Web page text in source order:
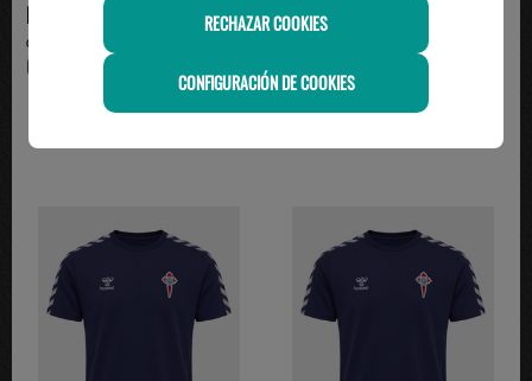
HUMMEL
chaqueta estadio celta 26/27
64.95€
HUMMEL
chaqueta estadio celta 26/27
59.95€
RECHAZAR COOKIES
CONFIGURACIÓN DE COOKIES